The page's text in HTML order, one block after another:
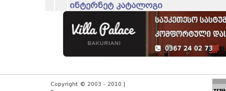
ინტერნეტ კატალოგი
Copyright © 2003 - 2010 |